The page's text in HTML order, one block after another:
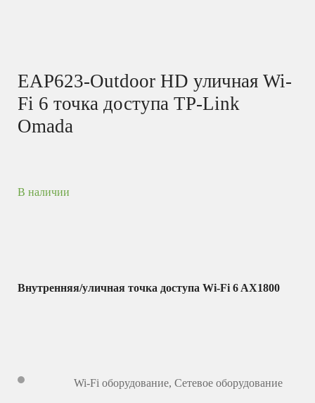
EAP623-Outdoor HD уличная Wi-
Fi 6 точка доступа TP-Link
Omada
В наличии
Внутренняя/уличная точка доступа Wi-Fi 6 AX1800
Wi-Fi оборудование, Сетевое оборудование